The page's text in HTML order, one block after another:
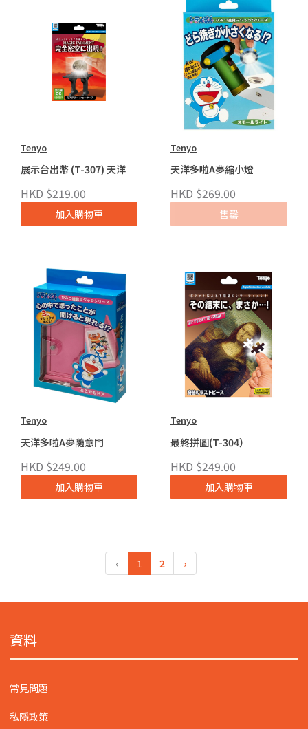
Tenyo
展示台出幣 (T-307) 天洋
HKD $219.00
加入購物車
Tenyo
天洋多啦A夢縮小燈
HKD $269.00
售罄
Tenyo
天洋多啦A夢隨意門
HKD $249.00
加入購物車
Tenyo
最終拼圖(T-304）
HKD $249.00
加入購物車
‹ 1 2 ›
資料
常見問題
私隱政策